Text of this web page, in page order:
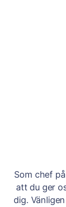
Som chef
att du ger
dig.